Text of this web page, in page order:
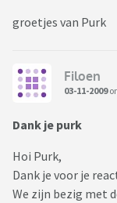
groetjes van Purk
Filoen
03-11-2009
Dank je purk
Hoi Purk,
Dank je voor je
We zijn bezig met